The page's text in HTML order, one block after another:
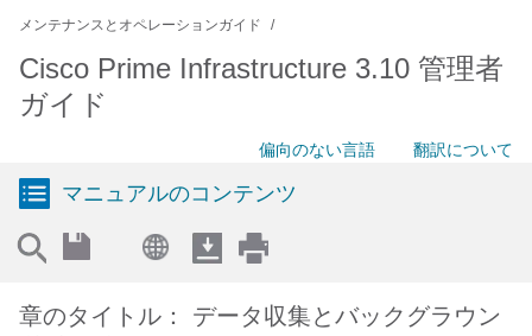
メンテナンスとオペレーションガイド
Cisco Prime Infrastructure 3.10 管理者
ガイド
偏向のない言語 翻訳について
マニュアルのコンテンツ
章のタイトル： データ収集とバックグラウン